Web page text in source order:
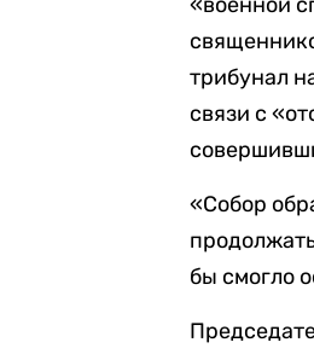
трибунал
связи с
«Собор
бы смогло